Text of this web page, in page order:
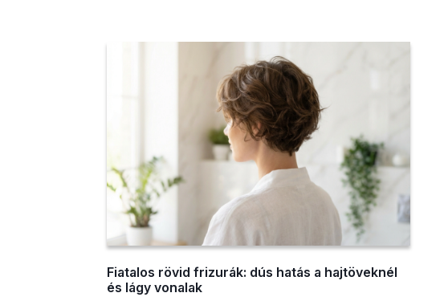
Fiatalos rövid frizurák: dús hatás a hajtöveknél
és lágy vonalak